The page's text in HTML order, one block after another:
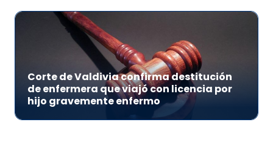
Corte de Valdivia confirma destitución
de enfermera que viajó con licencia por
hijo gravemente enfermo